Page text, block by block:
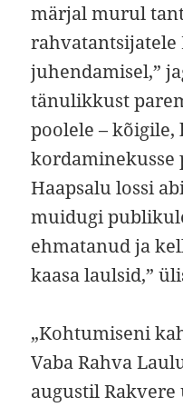
märjal murul
rahvatantsijatele
juhendamisel,”
tänulikkust
poolele – kõigile,
kordaminekusse
Haapsalu lossi
muidugi
ehmatanud ja
kaasa laulsid,”
„Kohtumiseni
Vaba Rahva
augustil